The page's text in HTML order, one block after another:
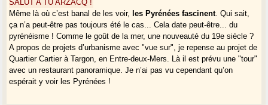
SALUT A TU ARZACQ !
Même là où c’est banal de les voir,
les Pyrénées fascinent. Qui sait,
ça n’a peut-être pas toujours été le cas... Cela date peut-être... du
pyrénéisme ! Comme le goût de la mer, une nouveauté du 19e siècle ?
A propos de projets d’urbanisme avec "vue sur", je repense au projet de
Quartier Cartier à Targon, en Entre-deux-Mers. Là il est prévu une "tour"
avec un restaurant panoramique. Je n’ai pas vu cependant qu’on
espérait y voir les Pyrénées !